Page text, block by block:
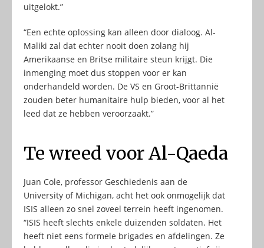
uitgelokt.”
“Een echte oplossing kan alleen door dialoog. Al-
Maliki zal dat echter nooit doen zolang hij
Amerikaanse en Britse militaire steun krijgt. Die
inmenging moet dus stoppen voor er kan
onderhandeld worden. De VS en Groot-Brittannië
zouden beter humanitaire hulp bieden, voor al het
leed dat ze hebben veroorzaakt.”
Te wreed voor Al-Qaeda
Juan Cole, professor Geschiedenis aan de
University of Michigan, acht het ook onmogelijk dat
ISIS alleen zo snel zoveel terrein heeft ingenomen.
“ISIS heeft slechts enkele duizenden soldaten. Het
heeft niet eens formele brigades en afdelingen. Ze